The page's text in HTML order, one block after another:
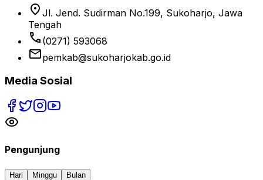
location_on Jl. Jend. Sudirman No.199, Sukoharjo, Jawa
Tengah
phone (0271) 593068
emailpemkab@sukoharjokab.go.id
Media Sosial
Pengunjung
Hari Minggu Bulan